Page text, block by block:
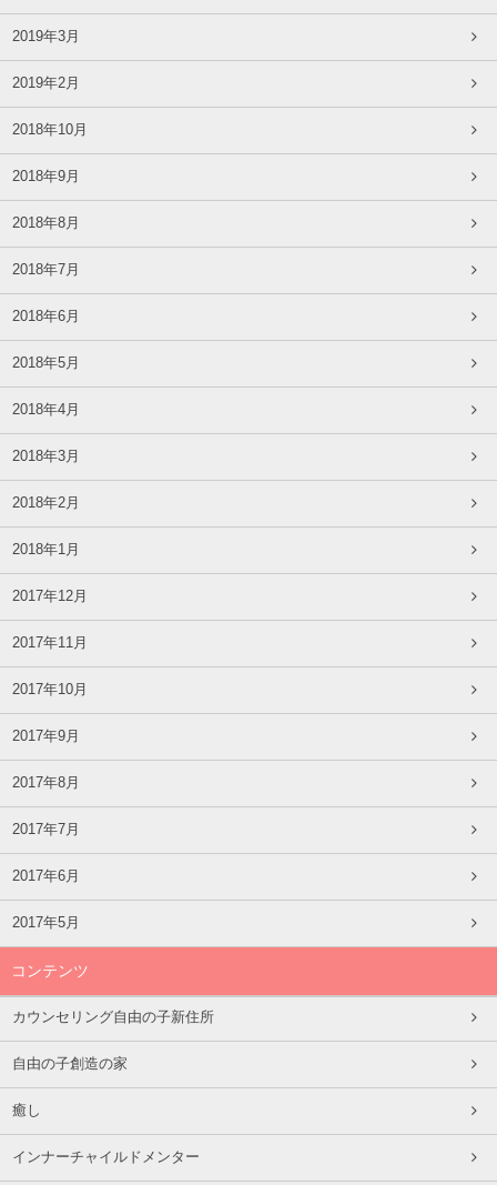
2019年3月
2019年2月
2018年10月
2018年9月
2018年8月
2018年7月
2018年6月
2018年5月
2018年4月
2018年3月
2018年2月
2018年1月
2017年12月
2017年11月
2017年10月
2017年9月
2017年8月
2017年7月
2017年6月
2017年5月
コンテンツ
カウンセリング自由の子新住所
自由の子創造の家
癒し
インナーチャイルドメンター